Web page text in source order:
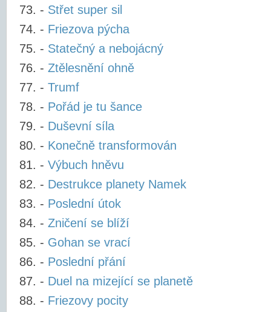
- Střet super sil
- Friezova pýcha
- Statečný a nebojácný
- Ztělesnění ohně
- Trumf
- Pořád je tu šance
- Duševní síla
- Konečně transformován
- Výbuch hněvu
- Destrukce planety Namek
- Poslední útok
- Zničení se blíží
- Gohan se vrací
- Poslední přání
- Duel na mizející se planetě
- Friezovy pocity